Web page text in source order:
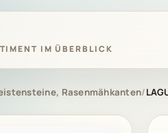
IM ÜBERBLICK
Rasenmähkanten/